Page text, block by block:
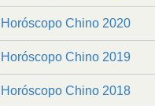
Horóscopo Chino 2020
Horóscopo Chino 2019
Horóscopo Chino 2018